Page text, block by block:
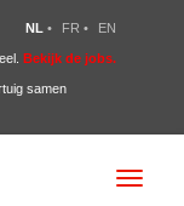
NL • FR • EN
Bekijk de jobs.
samen
Toggle